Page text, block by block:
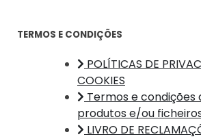
TERMOS E CONDIÇÕES
POLÍTICAS DE
COOKIES
Termos e condições
produtos e/ou
LIVRO DE